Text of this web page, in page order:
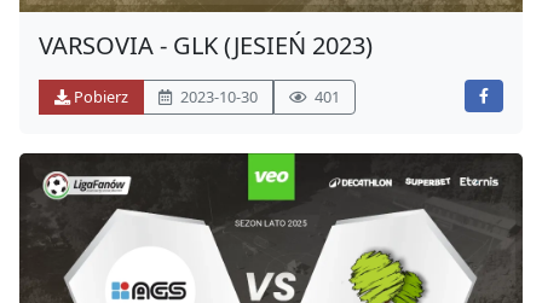
VARSOVIA - GLK (JESIEŃ 2023)
Pobierz 2023-10-30 401